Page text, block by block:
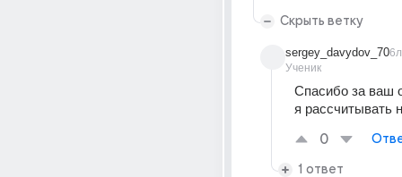
Скрыть ветку
sergey_davydov_70
Ученик
Спасибо за ваш
я рассчитывать
0
1 ответ